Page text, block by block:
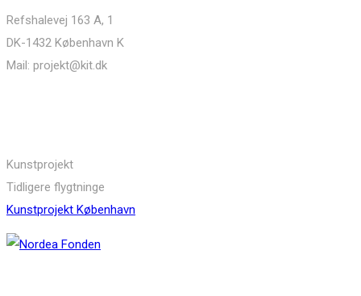
Refshalevej 163 A, 1
DK-1432 København K
Mail: projekt@kit.dk
Kunstprojekt
Tidligere flygtninge
Kunstprojekt København